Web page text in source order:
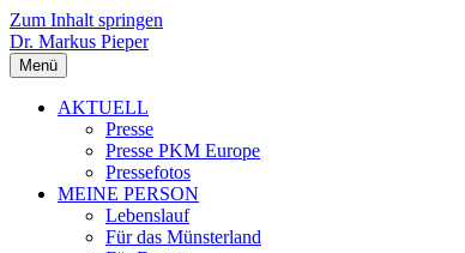
Zum Inhalt springen
Dr. Markus Pieper
Menü
AKTUELL
Presse
Presse PKM Europe
Pressefotos
MEINE PERSON
Lebenslauf
Für das Münsterland